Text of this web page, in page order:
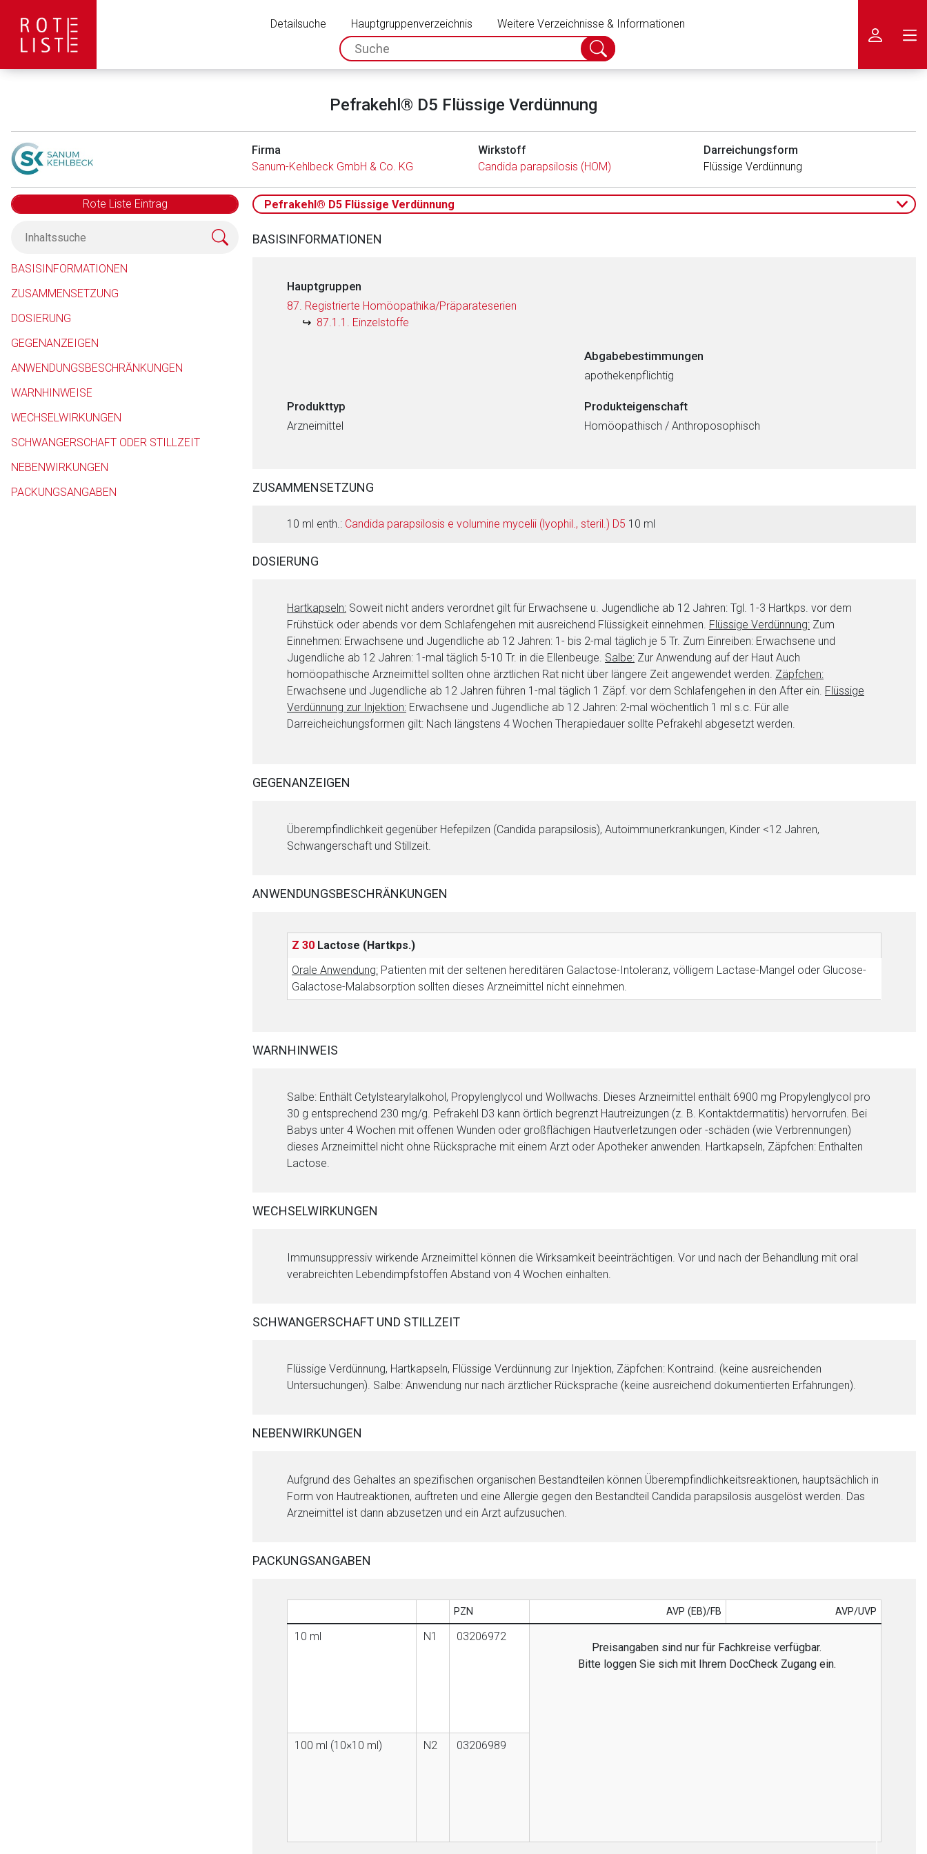
Detailsuche Hauptgruppenverzeichnis
Weitere Verzeichnisse & Informationen
spc.search.input.placeholder
Suche
abschicken
Pefrakehl® D5 Flüssige Verdünnung
Firma
Sanum-Kehlbeck GmbH & Co. KG
Wirkstoff
Candida parapsilosis (HOM)
Darreichungsform
Flüssige Verdünnung
Rote Liste Eintrag Pefrakehl® D5 Flüssige Verdünnung
BASISINFORMATIONEN
ZUSAMMENSETZUNG
DOSIERUNG
GEGENANZEIGEN
ANWENDUNGSBESCHRÄNKUNGEN
WARNHINWEISE
WECHSELWIRKUNGEN
SCHWANGERSCHAFT ODER STILLZEIT
NEBENWIRKUNGEN
PACKUNGSANGABEN
BASISINFORMATIONEN
Hauptgruppen
87. Registrierte Homöopathika/Präparateserien
87.1.1. Einzelstoffe
Abgabebestimmungen
apothekenpflichtig
Produkttyp
Arzneimittel
Produkteigenschaft
Homöopathisch / Anthroposophisch
ZUSAMMENSETZUNG
10 ml enth.: Candida parapsilosis e volumine mycelii (lyophil., steril.) D5 10 ml
DOSIERUNG
Hartkapseln: Soweit nicht anders verordnet gilt für Erwachsene u. Jugendliche ab 12 Jahren: Tgl. 1-3 Hartkps. vor dem
Frühstück oder abends vor dem Schlafengehen mit ausreichend Flüssigkeit einnehmen. Flüssige Verdünnung: Zum
Einnehmen: Erwachsene und Jugendliche ab 12 Jahren: 1- bis 2-mal täglich je 5 Tr. Zum Einreiben: Erwachsene und
Jugendliche ab 12 Jahren: 1-mal täglich 5-10 Tr. in die Ellenbeuge. Salbe: Zur Anwendung auf der Haut Auch
homöopathische Arzneimittel sollten ohne ärztlichen Rat nicht über längere Zeit angewendet werden. Zäpfchen:
Erwachsene und Jugendliche ab 12 Jahren führen 1-mal täglich 1 Zäpf. vor dem Schlafengehen in den After ein. Flüssige
Verdünnung zur Injektion: Erwachsene und Jugendliche ab 12 Jahren: 2-mal wöchentlich 1 ml s.c. Für alle
Darreicheichungsformen gilt: Nach längstens 4 Wochen Therapiedauer sollte Pefrakehl abgesetzt werden.
GEGENANZEIGEN
Überempfindlichkeit gegenüber Hefepilzen (Candida parapsilosis), Autoimmunerkrankungen, Kinder <12 Jahren,
Schwangerschaft und Stillzeit.
ANWENDUNGSBESCHRÄNKUNGEN
Z 30 Lactose (Hartkps.)
Orale Anwendung: Patienten mit der seltenen hereditären Galactose-Intoleranz, völligem Lactase-Mangel oder Glucose-
Galactose-Malabsorption sollten dieses Arzneimittel nicht einnehmen.
WARNHINWEIS
Salbe: Enthält Cetylstearylalkohol, Propylenglycol und Wollwachs. Dieses Arzneimittel enthält 6900 mg Propylenglycol pro
30 g entsprechend 230 mg/g. Pefrakehl D3 kann örtlich begrenzt Hautreizungen (z. B. Kontaktdermatitis) hervorrufen. Bei
Babys unter 4 Wochen mit offenen Wunden oder großflächigen Hautverletzungen oder -schäden (wie Verbrennungen)
dieses Arzneimittel nicht ohne Rücksprache mit einem Arzt oder Apotheker anwenden. Hartkapseln, Zäpfchen: Enthalten
Lactose.
WECHSELWIRKUNGEN
Immunsuppressiv wirkende Arzneimittel können die Wirksamkeit beeinträchtigen. Vor und nach der Behandlung mit oral
verabreichten Lebendimpfstoffen Abstand von 4 Wochen einhalten.
SCHWANGERSCHAFT UND STILLZEIT
Flüssige Verdünnung, Hartkapseln, Flüssige Verdünnung zur Injektion, Zäpfchen: Kontraind. (keine ausreichenden
Untersuchungen). Salbe: Anwendung nur nach ärztlicher Rücksprache (keine ausreichend dokumentierten Erfahrungen).
NEBENWIRKUNGEN
Aufgrund des Gehaltes an spezifischen organischen Bestandteilen können Überempfindlichkeitsreaktionen, hauptsächlich in
Form von Hautreaktionen, auftreten und eine Allergie gegen den Bestandteil Candida parapsilosis ausgelöst werden. Das
Arzneimittel ist dann abzusetzen und ein Arzt aufzusuchen.
PACKUNGSANGABEN
PZN AVP (EB)/FB AVP/UVP
10 ml N1
03206972
Preisangaben sind nur für Fachkreise verfügbar.
Bitte loggen Sie sich mit Ihrem DocCheck Zugang ein.
100 ml (10×10 ml) N2 03206989
Betreiber verantwortlich. Ebenso gelten dort ggf. andere Datenschutzbestimmungen.
Zurück zur rote-liste.de Zur Seite